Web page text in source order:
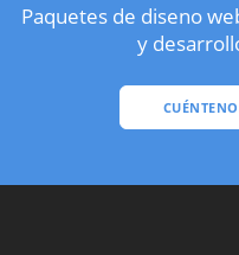
Paquetes de diseno
y